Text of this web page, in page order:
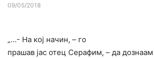
09/05/2018
„…- Ha кој начин, – го
прашав јас отец Серафим, – да